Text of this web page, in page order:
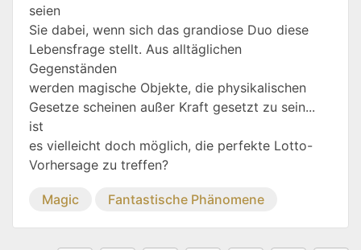
seien
Sie dabei, wenn sich das grandiose Duo diese
Lebensfrage stellt. Aus alltäglichen
Gegenständen
werden magische Objekte, die physikalischen
Gesetze scheinen außer Kraft gesetzt zu sein...
ist
es vielleicht doch möglich, die perfekte Lotto-
Vorhersage zu treffen?
Magic Fantastische Phänomene